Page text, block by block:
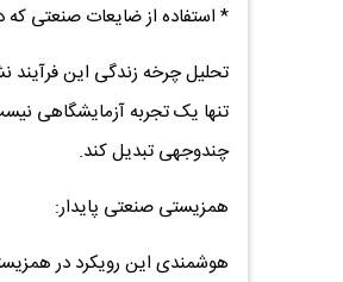
* استفاده از ضایعات صنعتی که
تحلیل چرخه زندگی این
تنها یک تجربه آزمایشگاهی
چندوجهی تبدیل کند.
همزیستی صنعتی پایدار:
هوشمندی این رویکرد در